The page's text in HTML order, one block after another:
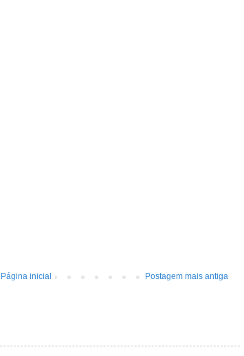
Postagem mais antiga
Página inicial